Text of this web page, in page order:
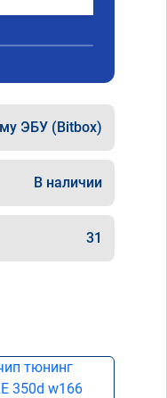
ЭБУ (Bitbox)
В наличии
31